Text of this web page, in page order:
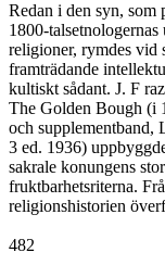
Redan i den syn, som
1800-
religioner, rymdes vid
framträdande
kultiskt sådant. J. F
The Golden Bough (i
och
3 ed. 1936)
sakrale konungens
fruktbarhetsriterna.
religionshistorien
482